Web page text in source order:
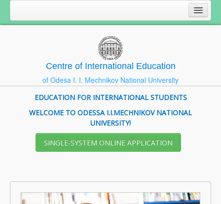
Centre of International Education
of Odesa I. I. Mechnikov National University
EDUCATION FOR INTERNATIONAL STUDENTS
WELCOME TO ODESSA I.I.MECHNIKOV NATIONAL
UNIVERSITY!
SІNGLE-SYSTEM ONLINE APPLICATION